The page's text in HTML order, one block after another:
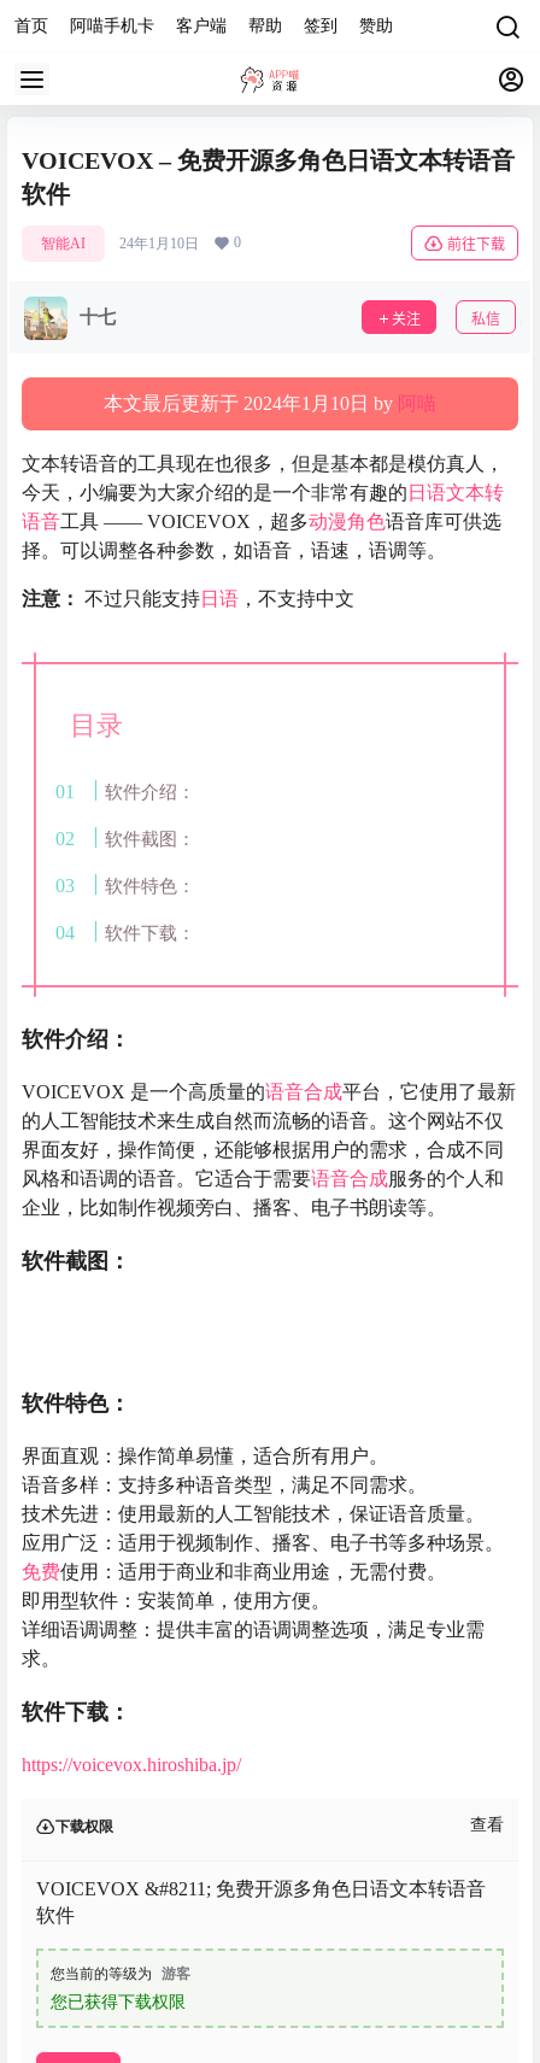
首页 阿喵手机卡 客户端 帮助 签到 赞助
VOICEVOX – 免费开源多角色日语文本转语音
软件
智能AI 24年1月10日 0 前往下载
十七 关注 私信
本文最后更新于 2024年1月10日 by 阿喵
文本转语音的工具现在也很多，但是基本都是模仿真人，
今天，小编要为大家介绍的是一个非常有趣的 日语文本转
语音工具 —— VOICEVOX，超多动漫角色语音库可供选
择。可以调整各种参数，如语音，语速，语调等。
注意： 不过只能支持日语 ，不支持中文
目录
软件介绍：
软件截图：
软件特色：
软件下载：
软件介绍：
VOICEVOX 是一个高质量的语音合成平台，它使用了最新
的人工智能技术来生成自然而流畅的语音。这个网站不仅
界面友好，操作简便，还能够根据用户的需求，合成不同
风格和语调的语音。它适合于需要语音合成服务的个人和
企业，比如制作视频旁白、播客、电子书朗读等。
软件截图：
软件特色：
界面直观：操作简单易懂，适合所有用户。
语音多样：支持多种语音类型，满足不同需求。
技术先进：使用最新的人工智能技术，保证语音质量。
应用广泛：适用于视频制作、播客、电子书等多种场景。
免费使用：适用于商业和非商业用途，无需付费。
即用型软件：安装简单，使用方便。
详细语调调整：提供丰富的语调调整选项，满足专业需
求。
软件下载：
https://voicevox.hiroshiba.jp/
下载权限 查看
VOICEVOX &#8211; 免费开源多角色日语文本转语音
软件
您当前的等级为 游客
您已获得下载权限